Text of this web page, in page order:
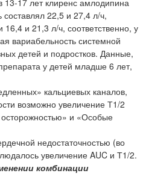
22,5 и 27,4 л/ч,
16,4 и 21,3 л/ч, соответственно, у
вариабельность системной
детей и подростков. Данные,
у детей младше 6 лет,
кальциевых каналов,
возможно увеличение Т1/2
и «Особые
недостаточностью (во
увеличение AUC и Т1/2.
комбинации